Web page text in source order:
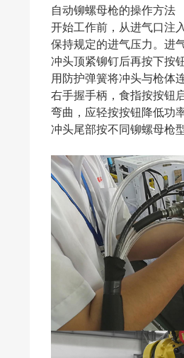
自动铆螺母枪的操作方法
开始工作前，从进气口注
保持规定的进气压力。进
冲头顶紧铆钉后再按下按
用防护弹簧将冲头与枪体
右手握手柄，食指按按钮
弯曲，应轻按按钮降低功
冲头尾部按不同铆螺母枪